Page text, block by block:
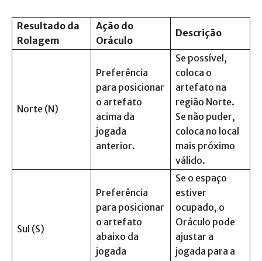
Resultado da
Rolagem
Ação do
Oráculo
Descrição
Norte (N)
Preferência
para posicionar
o artefato
acima da
jogada
anterior.
Se possível,
coloca o
artefato na
região Norte.
Se não puder,
coloca no local
mais próximo
válido.
Sul (S)
Preferência
para posicionar
o artefato
abaixo da
jogada
Se o espaço
estiver
ocupado, o
Oráculo pode
ajustar a
jogada para a